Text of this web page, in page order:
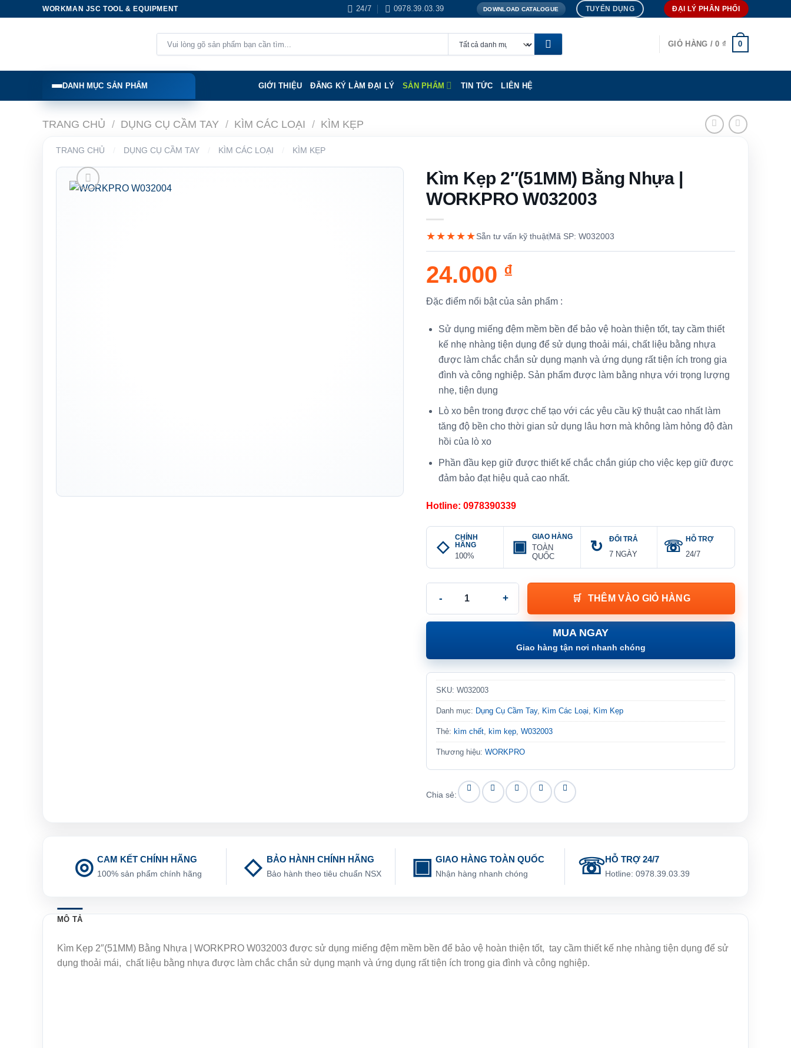
WORKMAN JSC TOOL & EQUIPMENT 24/7 0978.39.03.39 DOWNLOAD CATALOGUE TUYỂN DỤNG ĐẠI LÝ PHÂN PHỐI
kiếm:
GIỎ HÀNG /0 ₫ 0
DANH MỤC SẢN PHẨM GIỚI THIỆU ĐĂNG KÝ LÀM ĐẠI LÝ SẢN PHẨM TIN TỨC LIÊN HỆ
TRANG CHỦ / DỤNG CỤ CẦM TAY / KÌM CÁC LOẠI / KÌM KẸP
TRANG CHỦ DỤNG CỤ CẦM TAY KÌM CÁC LOẠI KÌM KẸP
Kìm Kẹp 2″(51MM) Bằng Nhựa |
WORKPRO W032003
★★★★★Sẵn tư vấn kỹ thuậtMã SP: W032003
24.000 ₫
Đặc điểm nổi bật của sản phẩm :
Sử dụng miếng đệm mềm bền để bảo vệ hoàn thiện tốt, tay cầm thiết
kế nhẹ nhàng tiện dụng để sử dụng thoải mái, chất liệu bằng nhựa
được làm chắc chắn sử dụng mạnh và ứng dụng rất tiện ích trong gia
đình và công nghiệp. Sản phẩm được làm bằng nhựa với trọng lượng
nhẹ, tiện dụng
Lò xo bên trong được chế tạo với các yêu cầu kỹ thuật cao nhất làm
tăng độ bền cho thời gian sử dụng lâu hơn mà không làm hỏng độ đàn
hồi của lò xo
Phần đầu kẹp giữ được thiết kế chắc chắn giúp cho việc kẹp giữ được
đảm bảo đạt hiệu quả cao nhất.
Hotline: 0978390339
CHÍNH
HÃNG
100%
GIAO HÀNG
TOÀN
QUỐC
ĐỔI TRẢ
7 NGÀY
HỖ TRỢ
24/7
Kìm Kẹp 2"(51MM) Bằng Nhựa | WORKPRO W032003 số lượng
THÊM VÀO GIỎ HÀNG
MUA NGAY
Giao hàng tận nơi nhanh chóng
SKU:W032003
Danh mục: Dụng Cụ Cầm Tay, Kìm Các Loại Kìm Kẹp
Thẻ:kìm chết ,kìm kẹp ,W032003
Thương hiệu:WORKPRO
Chia sẻ:
CAM KẾT CHÍNH HÃNG
100% sản phẩm chính hãng
BẢO HÀNH CHÍNH HÃNG
Bảo hành theo tiêu chuẩn NSX
GIAO HÀNG TOÀN QUỐC
Nhận hàng nhanh chóng
HỖ TRỢ 24/7
Hotline: 0978.39.03.39
MÔ TẢ
Kìm Kẹp 2″(51MM) Bằng Nhựa | WORKPRO W032003 được sử dụng miếng đệm mềm bền để bảo vệ hoàn thiện tốt, tay cầm thiết kế nhẹ nhàng tiện dụng để sử
dụng thoải mái, chất liệu bằng nhựa được làm chắc chắn sử dụng mạnh và ứng dụng rất tiện ích trong gia đình và công nghiệp.